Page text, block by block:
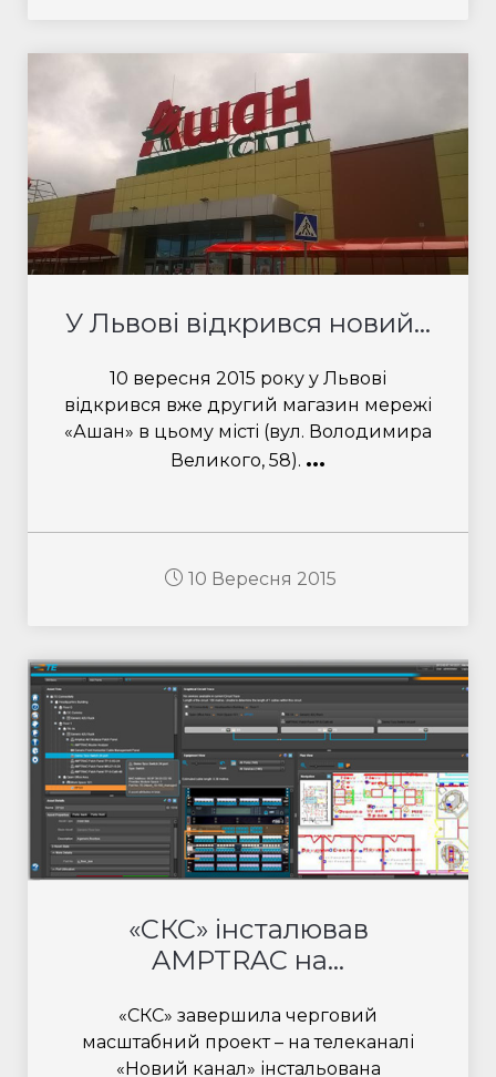
У Львові відкрився новий...
10 вересня 2015 року у Львові
відкрився вже другий магазин мережі
«Ашан» в цьому місті (вул. Володимира
Великого, 58). ...
10 Вересня 2015
«СКС» інсталював
AMPTRAC на...
«СКС» завершила черговий
масштабний проект – на телеканалі
«Новий канал» інстальована